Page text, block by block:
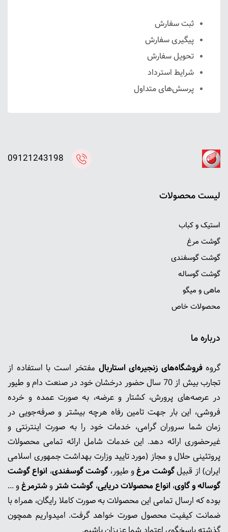
ثبت سفارش
پیگیری سفارش
تحویل سفارش
شرایط استرداد
پرسش‌های متداول
ليست محصولات
استیک و کباب
گوشت مرغ
گوشت گوسفندی
گوشت گوساله
ماهی و میگو
محصولات خاص
درباره ما
گروهفروشگاه‌های زنجیره‌ای استاربال مفتخر است با استفاده از
تجارب بیش از 70 سال حضور درخشان خود در صنعت دام و طیور
در عرصه‌های پرورش، کشتار و عرضه، به صورت عمده و خرده
فروشی، این بار جهت تامین رفاه هرچه بیشتر و صرفه‌جویی در
زمان شما سروران گرامی، خدمات خود را به صورت اینترنتی و
غیرحضوری ارائه دهد. این خدمات شامل ارائه تمامی محصولات
پروتئینی حلال و مجاز (مورد تایید وزارت بهداشت جمهوری اسلامی
ایران) از قبیلگوشت‌ مرغو طیور، گوشت گوسفندی، انواع گوشت
گوساله و گاوی، انواع محصولات دریایی، گوشت شتروشترمرغو ...
بوده که ارسال تمامی این محصولات به صورت کاملا رایگان، همراه با
ضمانت کیفیت محصول صورت خواهد گرفت. امیدواریم همچون